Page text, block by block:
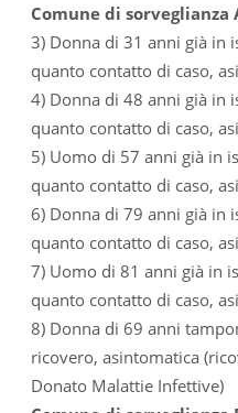
Comune di sorveglianza
3) Donna di 31 anni già in
quanto contatto di caso,
4) Donna di 48 anni già in
quanto contatto di caso,
5) Uomo di 57 anni già in
quanto contatto di caso,
6) Donna di 79 anni già in
quanto contatto di caso,
7) Uomo di 81 anni già in
quanto contatto di caso,
8) Donna di 69 anni
ricovero, asintomatica
Donato Malattie Infettive)